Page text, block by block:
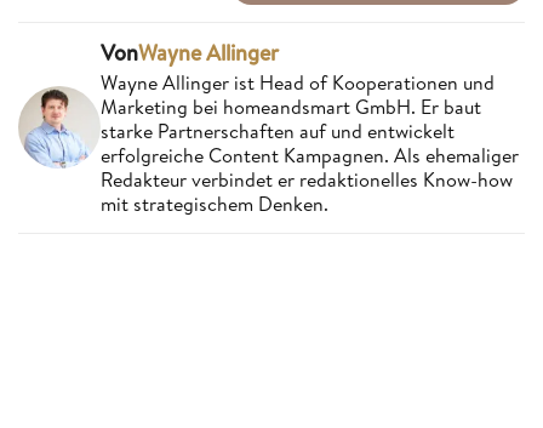
VonWayne Allinger
Wayne Allinger ist Head of Kooperationen und
Marketing bei homeandsmart GmbH. Er baut
starke Partnerschaften auf und entwickelt
erfolgreiche Content Kampagnen. Als ehemaliger
Redakteur verbindet er redaktionelles Know-how
mit strategischem Denken.